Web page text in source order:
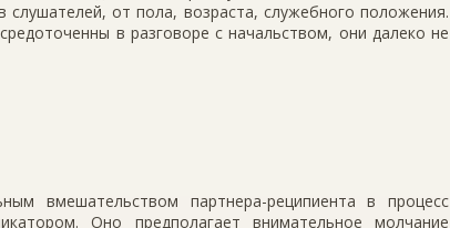
слушателей, от пола, возраста, служебного положения.
в разговоре с начальством, они далеко не
вмешательством партнера-реципиента в процесс
Оно предполагает внимательное молчание